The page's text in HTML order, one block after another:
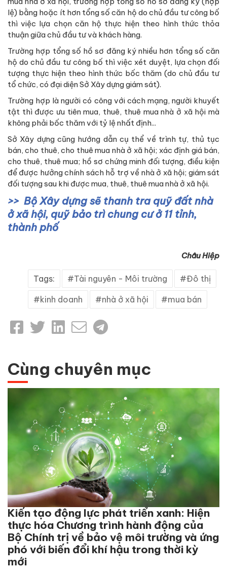
lệ) bằng hoặc ít hơn tổng số căn hộ do chủ đầu tư công bố
thì việc lựa chọn căn hộ thực hiện theo hình thức thỏa
thuận giữa chủ đầu tư và khách hàng.
Trường hợp tổng số hồ sơ đăng ký nhiều hơn tổng số căn
hộ do chủ đầu tư công bố thì việc xét duyệt, lựa chọn đối
tượng thực hiện theo hình thức bốc thăm (do chủ đầu tư
tổ chức, có đại diện Sở Xây dựng giám sát).
Trường hợp là người có công với cách mạng, người khuyết
tật thì được ưu tiên mua, thuê, thuê mua nhà ở xã hội mà
không phải bốc thăm với tỷ lệ nhất định...
Sở Xây dựng cũng hướng dẫn cụ thể về trình tự, thủ tục
bán, cho thuê, cho thuê mua nhà ở xã hội; xác định giá bán,
cho thuê, thuê mua; hồ sơ chứng minh đối tượng, điều kiện
để được hưởng chính sách hỗ trợ về nhà ở xã hội; giám sát
đối tượng sau khi được mua, thuê, thuê mua nhà ở xã hội.
Bộ Xây dựng sẽ thanh tra quỹ đất nhà
ở xã hội, quỹ bảo trì chung cư ở 11 tỉnh,
thành phố
Châu Hiệp
Tags: Tài nguyên - Môi trường Đô thị
kinh doanh nhà ở xã hội mua bán
Cùng chuyên mục
Kiến tạo động lực phát triển xanh: Hiện
thực hóa Chương trình hành động của
Bộ Chính trị về bảo vệ môi trường và ứng
phó với biến đổi khí hậu trong thời kỳ
mới